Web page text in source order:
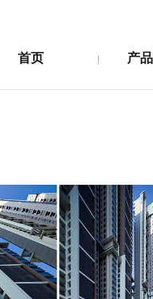
首页
首页
产
产